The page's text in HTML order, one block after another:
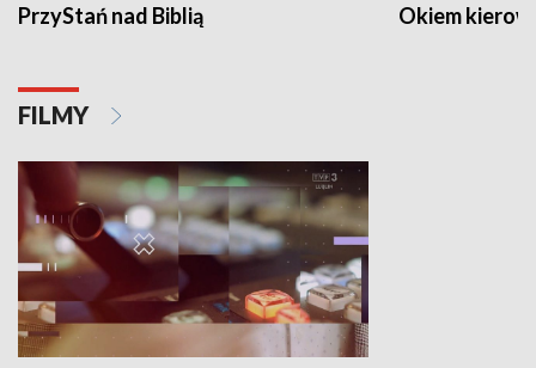
PrzyStań nad Biblią Okiem
FILMY